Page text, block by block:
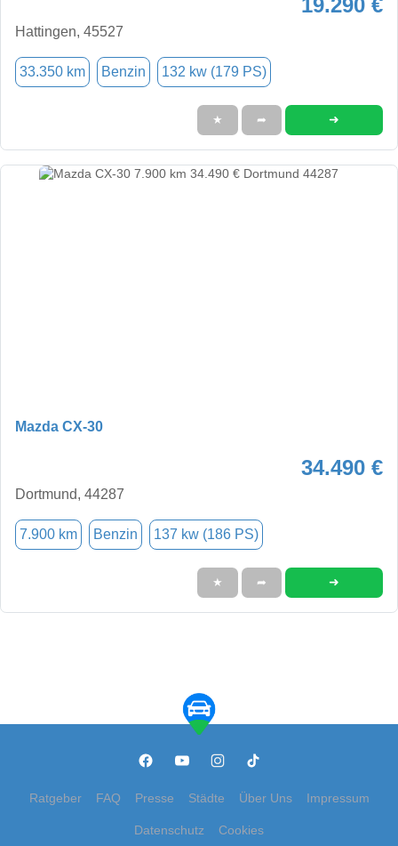
Hattingen, 45527
33.350 km Benzin 132 kw (179 PS)
★ ➦ ➜
Mazda CX-30
34.490 €
Dortmund, 44287
7.900 km Benzin 137 kw (186 PS)
★ ➦ ➜
Ratgeber FAQ Presse Städte Über Uns Impressum
Datenschutz Cookies